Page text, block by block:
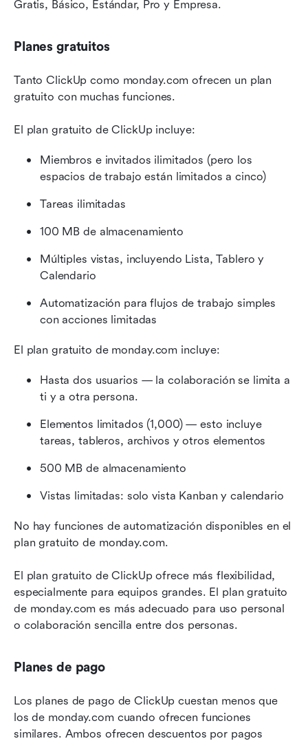
Gratis, Básico, Estándar, Pro y Empresa.
Planes gratuitos
Tanto ClickUp como monday.com ofrecen un plan
gratuito con muchas funciones.
El plan gratuito de ClickUp incluye:
Miembros e invitados ilimitados (pero los
espacios de trabajo están limitados a cinco)
Tareas ilimitadas
100 MB de almacenamiento
Múltiples vistas, incluyendo Lista, Tablero y
Calendario
Automatización para flujos de trabajo simples
con acciones limitadas
El plan gratuito de monday.com incluye:
Hasta dos usuarios — la colaboración se limita a
ti y a otra persona.
Elementos limitados (1,000) — esto incluye
tareas, tableros, archivos y otros elementos
500 MB de almacenamiento
Vistas limitadas: solo vista Kanban y calendario
No hay funciones de automatización disponibles en el
plan gratuito de monday.com.
El plan gratuito de ClickUp ofrece más flexibilidad,
especialmente para equipos grandes. El plan gratuito
de monday.com es más adecuado para uso personal
o colaboración sencilla entre dos personas.
Planes de pago
Los planes de pago de ClickUp cuestan menos que
los de monday.com cuando ofrecen funciones
similares. Ambos ofrecen descuentos por pagos